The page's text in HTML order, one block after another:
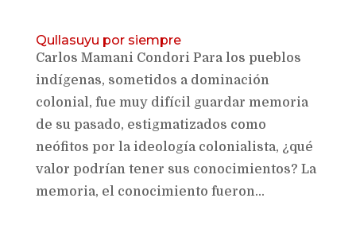
Qullasuyu por siempre
Carlos Mamani Condori Para los pueblos
indígenas, sometidos a dominación
colonial, fue muy difícil guardar memoria
de su pasado, estigmatizados como
neófitos por la ideología colonialista, ¿qué
valor podrían tener sus conocimientos? La
memoria, el conocimiento fueron...